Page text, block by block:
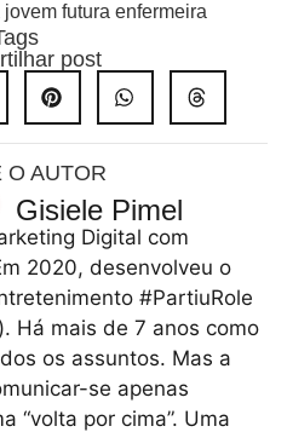
futura enfermeira
post
O AUTOR
Gisiele Pimel
Digital com
2020, desenvolveu o
#PartiuRole
Há mais de 7 anos como
os assuntos. Mas a
se apenas
“volta por cima”. Uma